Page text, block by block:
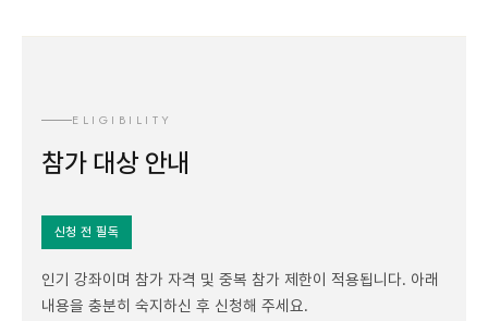
ELIGIBILITY
참가 대상 안내
신청 전 필독
인기 강좌이며 참가 자격 및 중복 참가 제한이 적용됩니다. 아래
내용을 충분히 숙지하신 후 신청해 주세요.